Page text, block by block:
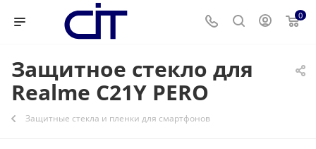
0
Защитное стекло для
Realme C21Y PERO
Защитные стекла и пленки для смартфонов